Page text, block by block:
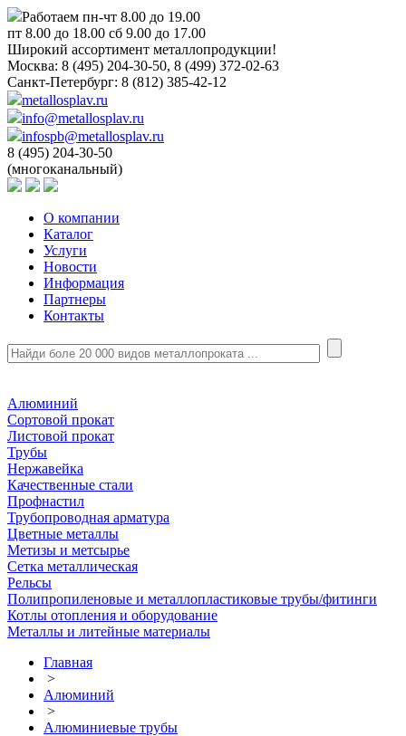
Работаем пн-чт 8.00 до 19.00
пт 8.00 до 18.00 сб 9.00 до 17.00
Широкий ассортимент металлопродукции!
Москва: 8 (495) 204-30-50, 8 (499) 372-02-63
Санкт-Петербург: 8 (812) 385-42-12
metallosplav.ru
info@metallosplav.ru
infospb@metallosplav.ru
8 (495) 204-30-50
(многоканальный)
О компании
Каталог
Услуги
Новости
Информация
Партнеры
Контакты
Алюминий
Сортовой прокат
Листовой прокат
Трубы
Нержавейка
Качественные стали
Профнастил
Трубопроводная арматура
Цветные металлы
Метизы и метсырье
Сетка металлическая
Рельсы
Полипропиленовые и металлопластиковые трубы/фитинги
Котлы отопления и оборудование
Металлы и литейные материалы
Главная
>
Алюминий
>
Алюминиевые трубы